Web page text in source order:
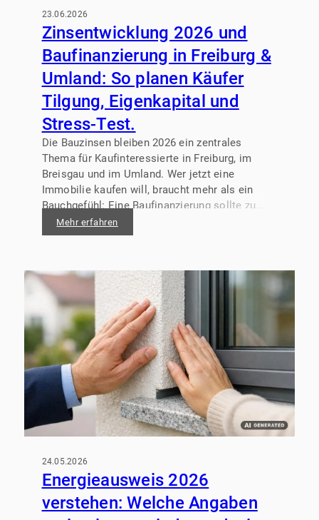
23.06.2026
Zinsentwicklung 2026 und
Baufinanzierung in Freiburg &
Umland: So planen Käufer
Tilgung, Eigenkapital und
Stress-Test.
Die Bauzinsen bleiben 2026 ein zentrales
Thema für Kaufinteressierte in Freiburg, im
Breisgau und im Umland. Wer jetzt eine
Immobilie kaufen will, braucht mehr als ein
Bauchgefühl: Eine Baufinanzierung sollte zu
Ihrem Leben passen – auch dann, wenn sich
Zinsen, Lebenssituation oder Kosten
Immobilienkauf langfristig entspannt bleibt.
Mehr erfahren
24.05.2026
Energieausweis 2026
verstehen: Welche Angaben